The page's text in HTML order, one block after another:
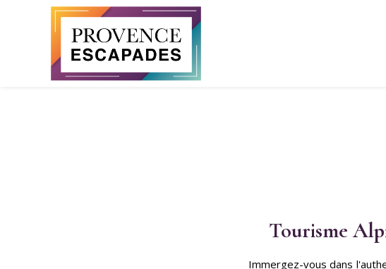
Tourisme
Immergez-vous dans
Panneau de gestion des cookies